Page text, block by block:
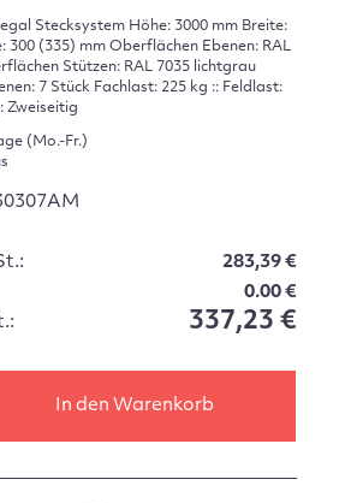
Stecksystem Höhe: 3000 mm Breite:
300 (335) mm Oberflächen Ebenen: RAL
Stützen: RAL 7035 lichtgrau
7 Stück Fachlast: 225 kg :: Feldlast:
Zweiseitig
(Mo.-Fr.)
283,39 €
0.00 €
337,23 €
In den Warenkorb